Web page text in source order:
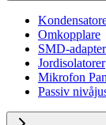
Omkopplare
SMD-adapter
Jordisolatorer
Mikrofon
Passiv